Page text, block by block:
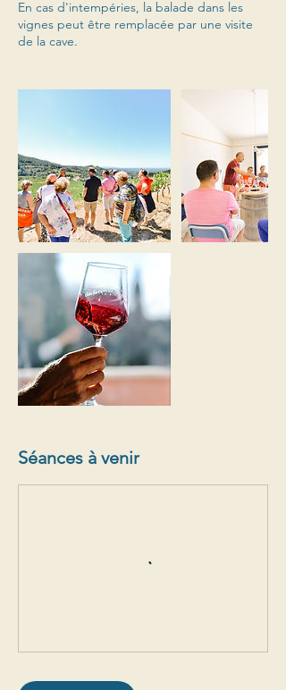
En cas d'intempéries, la balade dans les
vignes peut être remplacée par une visite
de la cave.
Séances à venir